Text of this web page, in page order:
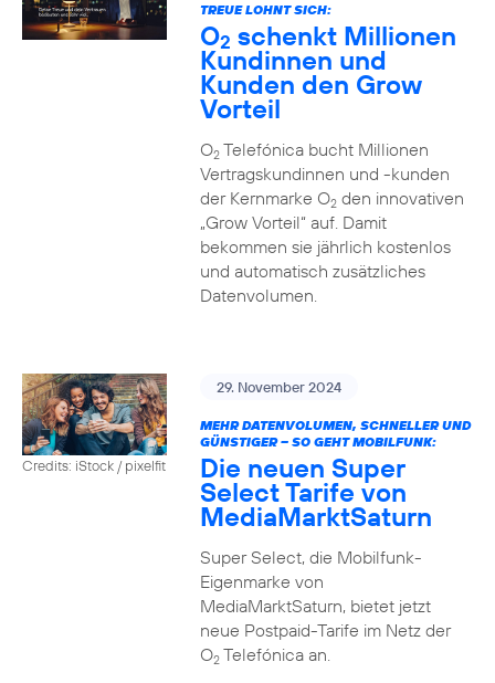
TREUE LOHNT SICH:
O2 schenkt Millionen
Kundinnen und
Kunden den Grow
Vorteil
O2Telefónica bucht Millionen
Vertragskundinnen und -kunden
der Kernmarke O2den innovativen
„Grow Vorteil“ auf. Damit
bekommen sie jährlich kostenlos
und automatisch zusätzliches
Datenvolumen.
Credits: iStock / pixelfit
29. November 2024
MEHR DATENVOLUMEN, SCHNELLER UND
GÜNSTIGER – SO GEHT MOBILFUNK:
Die neuen Super
Select Tarife von
MediaMarktSaturn
Super Select, die Mobilfunk-
Eigenmarke von
MediaMarktSaturn, bietet jetzt
neue Postpaid-Tarife im Netz der
O2Telefónica an.